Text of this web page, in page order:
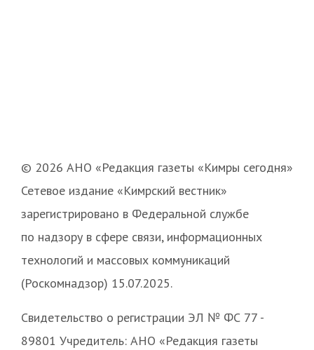
© 2026 АНО «Редакция газеты «Кимры сегодня»
Сетевое издание «Кимрский вестник»
зарегистрировано в Федеральной службе
по надзору в сфере связи, информационных
технологий и массовых коммуникаций
(Роскомнадзор) 15.07.2025.
Свидетельство о регистрации ЭЛ № ФС 77 -
89801 Учредитель: АНО «Редакция газеты